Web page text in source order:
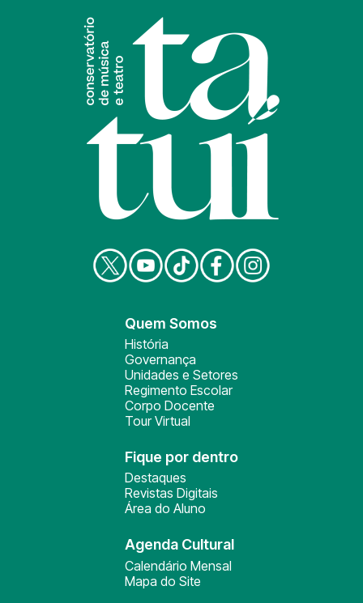
Quem Somos
História
Governança
Unidades e Setores
Regimento Escolar
Corpo Docente
Tour Virtual
Fique por dentro
Destaques
Revistas Digitais
Área do Aluno
Agenda Cultural
Calendário Mensal
Mapa do Site